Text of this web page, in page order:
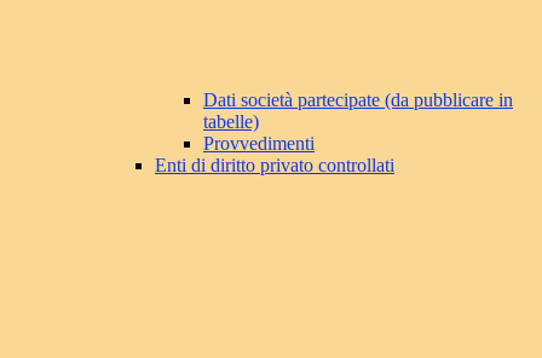
Dati società partecipate (da pubblicare in
tabelle)
Provvedimenti
Enti di diritto privato controllati